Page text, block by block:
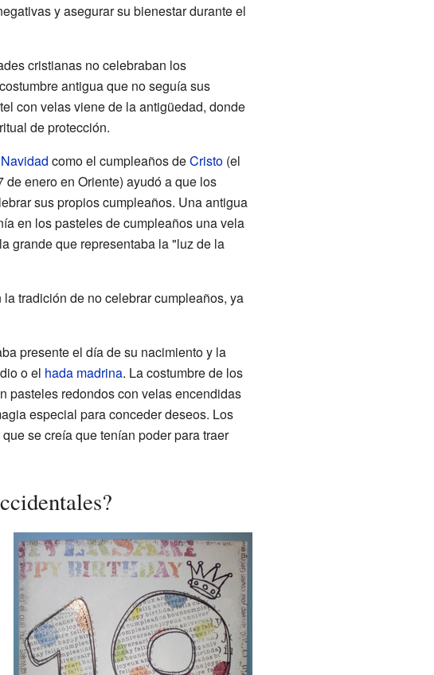
y asegurar su bienestar durante el
cristianas no celebraban los
antigua que no seguía sus
con velas viene de la antigüedad, donde
de protección.
Navidad como el cumpleaños deCristo(el
enero en Oriente) ayudó a que los
sus propios cumpleaños. Una antigua
en los pasteles de cumpleaños una vela
grande que representaba la "luz de la
la tradición de no celebrar cumpleaños, ya
presente el día de su nacimiento y la
o el hada madrina. La costumbre de los
pasteles redondos con velas encendidas
especial para conceder deseos. Los
se creía que tenían poder para traer